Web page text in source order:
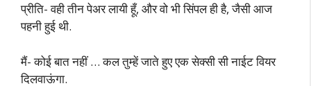
प्रीति- वही तीन पेअर लायी हूँ, और वो भी सिंपल ही है, जैसी आज
पहनी हुई थी.
मैं- कोई बात नहीं … कल तुम्हें जाते हुए एक सेक्सी सी नाईट वियर
दिलवाऊंगा.